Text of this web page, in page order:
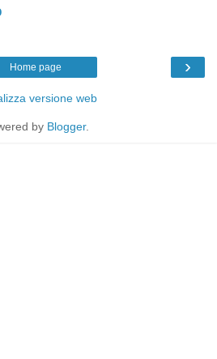
›
Home page
versione web
by Blogger.